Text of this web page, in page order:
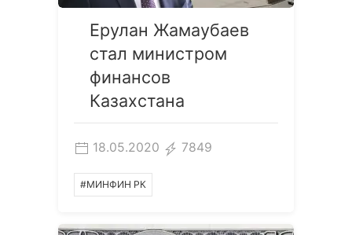
Ерулан Жамаубаев
стал министром
финансов
Казахстана
18.05.2020 7849
#МИНФИН РК